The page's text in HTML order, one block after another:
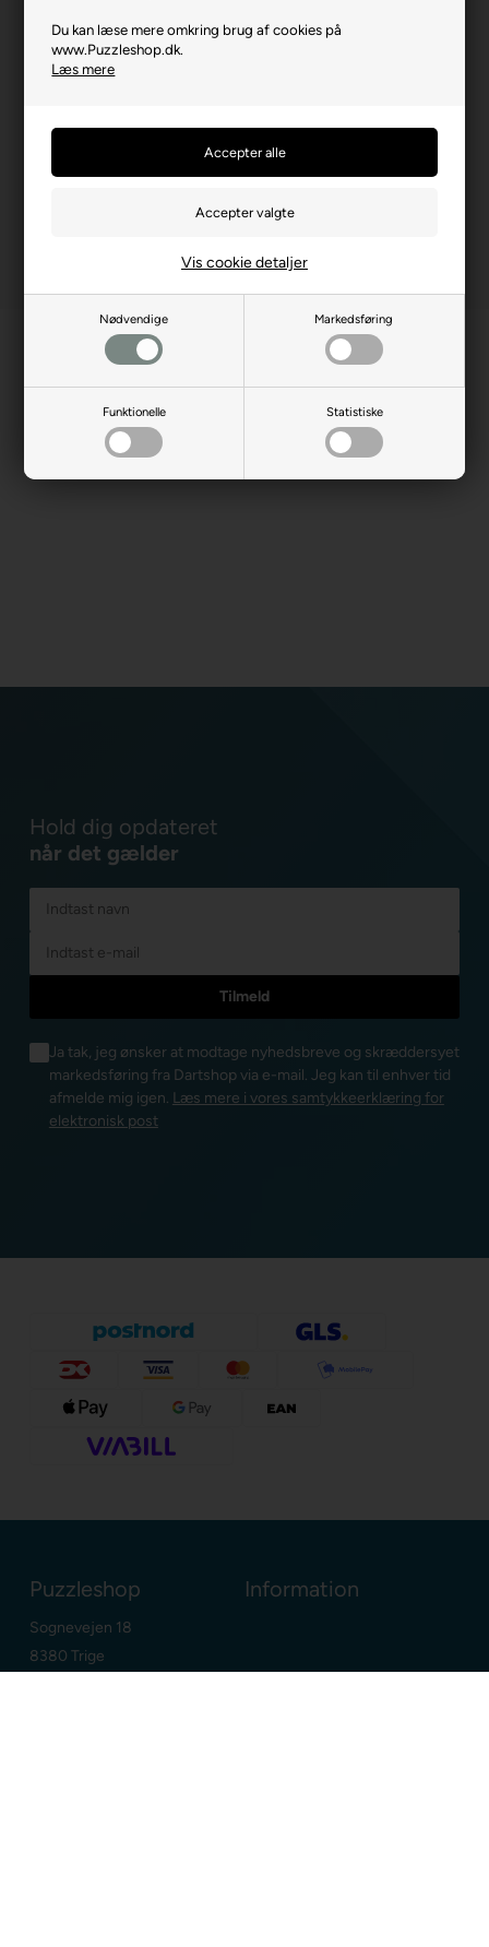
Du kan læse mere omkring brug af cookies på
www.Puzzleshop.dk.
Læs mere
Nødvendige Markedsføring
Funktionelle Statistiske
Vis cookie detaljer
Producentadresse
Ikke til børn under 3 år.
Hold dig opdateret
når det gælder
Ja tak, jeg ønsker at modtage nyhedsbreve og skræddersyet
markedsføring fra Dartshop via e-mail. Jeg kan til enhver tid
afmelde mig igen. Læs mere i vores samtykkeerklæring for
elektronisk post
Puzzleshop
Sognevejen 18
8380 Trige
Information